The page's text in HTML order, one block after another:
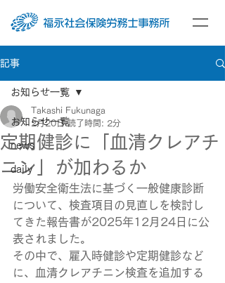
記事
お知らせ一覧
news
daily
お知らせ一覧
定期健診に「血清クレアチ
ニン」が加わるか
Takashi Fukunaga
2月20日 読了時間: 2分
労働安全衛生法に基づく一般健康診断
について、検査項目の見直しを検討し
てきた報告書が2025年12月24日に公
表されました。
その中で、雇入時健診や定期健診など
に、血清クレアチニン検査を追加する